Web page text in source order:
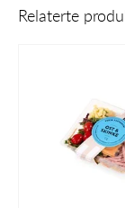
Relaterte